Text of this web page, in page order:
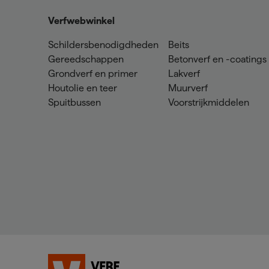
Verfwebwinkel
Schildersbenodigdheden
Gereedschappen
Grondverf en primer
Houtolie en teer
Spuitbussen
Beits
Betonverf en -coatings
Lakverf
Muurverf
Voorstrijkmiddelen